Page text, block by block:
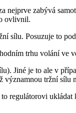
nejprve zabývá
ovlivnil.
sílu. Posuzuje to
trhu volání ve
Jiné je to ale v
významnou tržní sílu
regulátorovi